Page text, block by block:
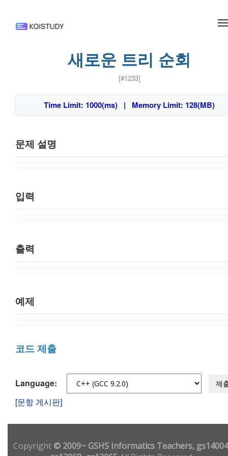
새로운 트리 순회
[#1233]
Time Limit: 1000(ms) | Memory Limit: 128(MB)
문제 설명
입력
출력
예제
코드 제출
Language: 제
[문항 게시판]
Copyright© 2009~ GSHS Informatics Teachers,